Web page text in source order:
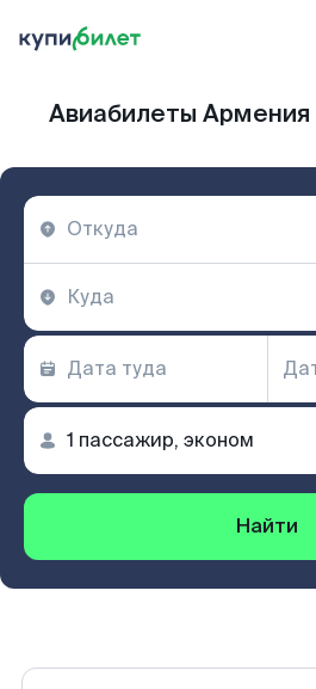
Авиабилеты Армения
Найти